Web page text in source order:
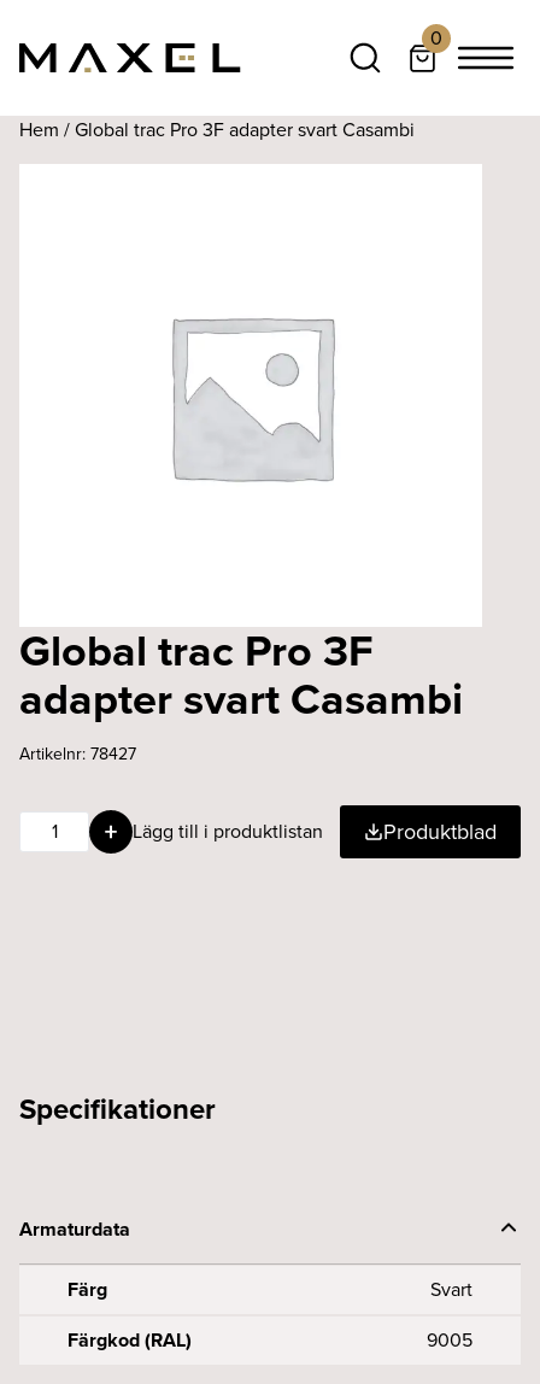
0
Hem / Global trac Pro 3F adapter svart Casambi
Global trac Pro 3F
adapter svart Casambi
Artikelnr:78427
Global
trac
Lägg till i produktlistan Produktblad
Specifikationer
Armaturdata
Färg
Svart
Färgkod (RAL)
9005